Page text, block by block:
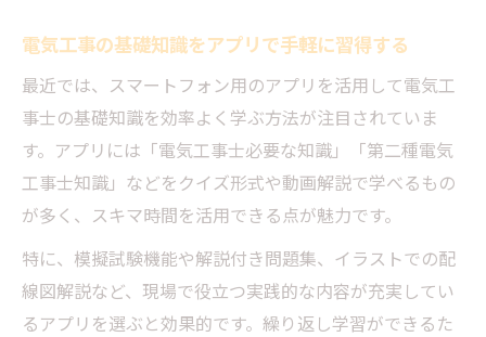
電気工事の基礎知識をアプリで手軽に習得する
最近では、スマートフォン用のアプリを活用して電気工
事士の基礎知識を効率よく学ぶ方法が注目されていま
す。アプリには「電気工事士必要な知識」「第二種電気
工事士知識」などをクイズ形式や動画解説で学べるもの
が多く、スキマ時間を活用できる点が魅力です。
特に、模擬試験機能や解説付き問題集、イラストでの配
線図解説など、現場で役立つ実践的な内容が充実してい
るアプリを選ぶと効果的です。繰り返し学習ができるた